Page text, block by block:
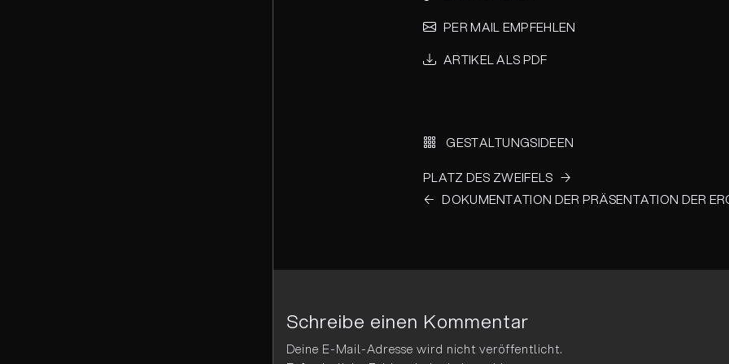
PER MAIL EMPFEHLEN
ARTIKEL ALS PDF
Navigation
GESTALTUNGS­IDEEN
PLATZ DES ZWEIFELS
DOKUMENTATION DER PRÄSENTATION DER
Schreibe einen Kommentar
Deine E-Mail-Adresse wird nicht veröffentlicht.